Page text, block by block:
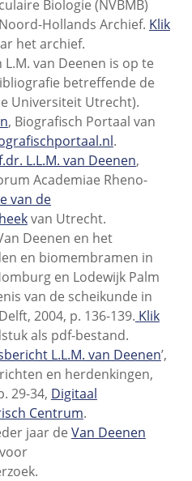
Biologie (NVBMB)
Hollands Archief. Klik
het archief.
van Deenen is op te
betreffende de
Universiteit Utrecht).
, Biografisch Portaal van
.
L.L.M. van Deenen,
Academiae Rheno-
van de
van Utrecht.
Deenen en het
en biomembramen in
en Lodewijk Palm
van de scheikunde in
2004, p. 136-139. Klik
als pdf-bestand.
L.L.M. van Deenen’,
en herdenkingen,
29-34, Digitaal
Centrum.
jaar de Van Deenen